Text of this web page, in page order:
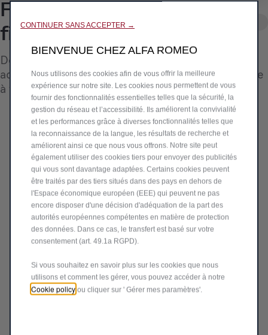
Roues de secours et
fix&go
Découvrez une sélection d'accessoires d'origine
adaptés à votre véhicule et conçus pour répondre
à tous vos besoins
Code 71809336
KIT OUTILLAGE
CONTINUER SANS ACCEPTER →
BIENVENUE CHEZ ALFA ROMEO
Nous utilisons des cookies afin de vous offrir la meilleure
expérience sur notre site. Les cookies nous permettent de vous
fournir des fonctionnalités essentielles telles que la sécurité, la
gestion du réseau et l’accessibilité. Ils améliorent la convivialité
et les performances grâce à diverses fonctionnalités telles que
la reconnaissance de la langue, les résultats de recherche et
améliorent ainsi ce que nous vous offrons. Notre site peut
également utiliser des cookies tiers pour envoyer des publicités
qui vous sont davantage adaptées. Certains cookies peuvent
être traités par des tiers situés dans des pays en dehors de
l'Espace économique européen (EEE) qui peuvent ne pas
encore disposer d'une décision d'adéquation de la part des
autorités européennes compétentes en matière de protection
des données. Dans ce cas, le transfert est basé sur votre
consentement (art. 49.1a RGPD).
Si vous souhaitez en savoir plus sur les cookies que nous
utilisons et comment les gérer, vous pouvez accéder à notre
Cookie policy ou cliquer sur ' Gérer mes paramètres'.